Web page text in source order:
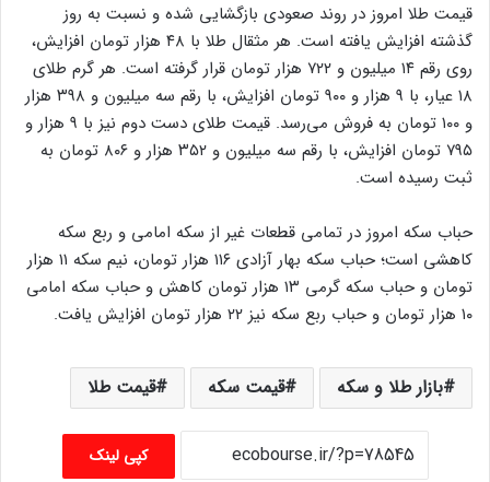
قیمت طلا امروز در روند صعودی بازگشایی شده و نسبت به روز
گذشته افزایش یافته است. هر مثقال طلا با ۴۸ هزار تومان افزایش،
روی رقم ۱۴ میلیون و ۷۲۲ هزار تومان قرار گرفته است. هر گرم طلای
۱۸ عیار، با ۹ هزار و ۹۰۰ تومان افزایش، با رقم سه میلیون و ۳۹۸ هزار
و ۱۰۰ تومان به فروش می‌رسد. قیمت طلای دست دوم نیز با ۹ هزار و
۷۹۵ تومان افزایش، با رقم سه میلیون و ۳۵۲ هزار و ۸۰۶ تومان به
ثبت رسیده است.
حباب سکه امروز در تمامی قطعات غیر از سکه امامی و ربع سکه
کاهشی است؛ حباب سکه بهار آزادی ۱۱۶ هزار تومان، نیم ‌سکه ۱۱ هزار
تومان و حباب سکه گرمی ۱۳ هزار تومان کاهش و حباب سکه امامی
۱۰ هزار تومان و حباب ربع سکه نیز ۲۲ هزار تومان افزایش یافت.
بازار طلا و سکه قیمت سکه قیمت طلا
کپی لینک